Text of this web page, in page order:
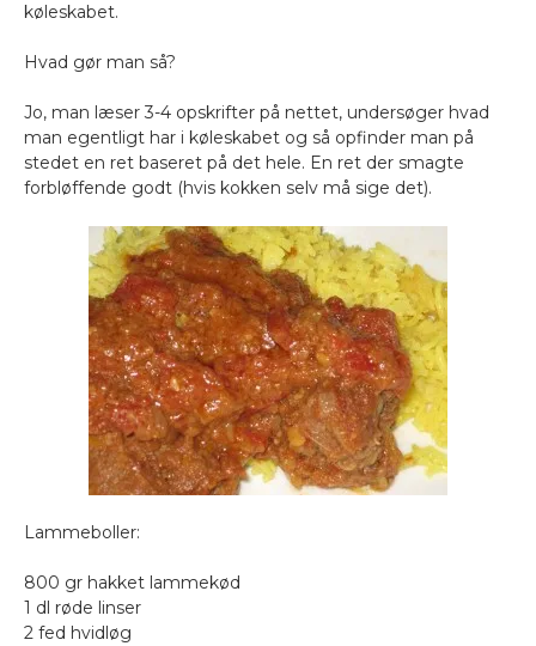
køleskabet.
Hvad gør man så?
Jo, man læser 3-4 opskrifter på nettet, undersøger hvad
man egentligt har i køleskabet og så opfinder man på
stedet en ret baseret på det hele. En ret der smagte
forbløffende godt (hvis kokken selv må sige det).
Lammeboller:
800 gr hakket lammekød
1 dl røde linser
2 fed hvidløg